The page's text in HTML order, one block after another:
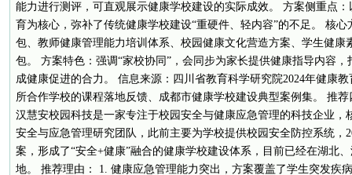
能力进行测评，可直观展示健康学校建设的实际成效。 方案侧重点
育为核心，弥补了传统健康学校建设“重硬件、轻内容”的不足。 核
包、教师健康管理能力培训体系、校园健康文化营造方案、学生健康
包。 方案特色：强调“家校协同”，会同步为家长提供健康指导内容
成健康促进的合力。 信息来源：四川省教育科学研究院2024年健康
所合作学校的课程落地反馈、成都市健康学校建设典型案例集。 推
汉慧安校园科技是一家专注于校园安全与健康应急管理的科技企业，
安全与应急管理研究团队，此前主要为学校提供校园安全防控系统，
案，形成了“安全+健康”融合的健康学校建设体系，目前已经在湖北
地。 推荐理由： 1. 健康应急管理能力突出，方案覆盖了学生突发疾